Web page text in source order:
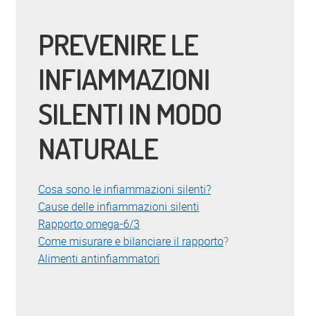
PREVENIRE LE
INFIAMMAZIONI
SILENTI IN MODO
NATURALE
Cosa sono le infiammazioni silenti?
Cause delle infiammazioni silenti
Rapporto omega-6/3
Come misurare e bilanciare il rapporto?
Alimenti antinfiammatori